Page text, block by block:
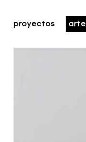
proyectos arte